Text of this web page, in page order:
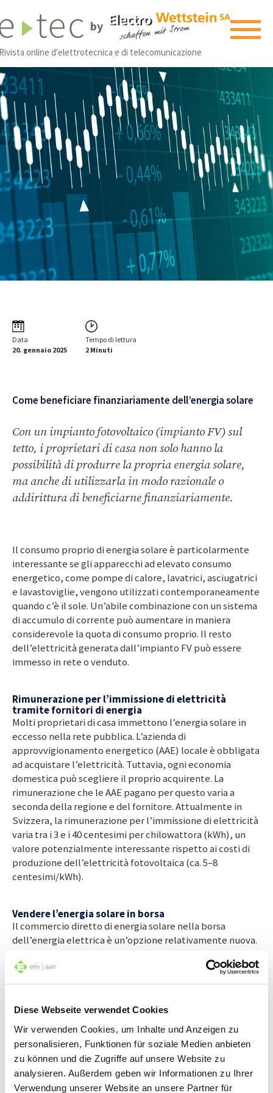
Diese Webseite verwendet Cookies
Wir verwenden Cookies, um Inhalte und Anzeigen zu
personalisieren, Funktionen für soziale Medien anbieten
zu können und die Zugriffe auf unsere Website zu
analysieren. Außerdem geben wir Informationen zu Ihrer
Verwendung unserer Website an unsere Partner für
by
online d'elettrotecnica e di telecomunicazione
Data
20. gennaio 2025
Tempo di lettura
2 Minuti
Come beneficiare finanziariamente dell’energia solare
Con un impianto fotovoltaico (impianto FV) sul
tetto, i proprietari di casa non solo hanno la
possibilità di produrre la propria energia solare,
ma anche di utilizzarla in modo razionale o
addirittura di beneficiarne finanziariamente.
Il consumo proprio di energia solare è particolarmente
interessante se gli apparecchi ad elevato consumo
energetico, come pompe di calore, lavatrici, asciugatrici
e lavastoviglie, vengono utilizzati contemporaneamente
quando c’è il sole. Un’abile combinazione con un sistema
di accumulo di corrente può aumentare in maniera
considerevole la quota di consumo proprio. Il resto
dell’elettricità generata dall’impianto FV può essere
immesso in rete o venduto.
Rimunerazione per l’immissione di elettricità
tramite fornitori di energia
Molti proprietari di casa immettono l’energia solare in
eccesso nella rete pubblica. L’azienda di
approvvigionamento energetico (AAE) locale è obbligata
ad acquistare l’elettricità. Tuttavia, ogni economia
domestica può scegliere il proprio acquirente. La
rimunerazione che le AAE pagano per questo varia a
seconda della regione e del fornitore. Attualmente in
Svizzera, la rimunerazione per l’immissione di elettricità
varia tra i 3 e i 40 centesimi per chilowattora (kWh), un
valore potenzialmente interessante rispetto ai costi di
produzione dell’elettricità fotovoltaica (ca. 5–8
centesimi/kWh).
Vendere l’energia solare in borsa
Il commercio diretto di energia solare nella borsa
dell’energia elettrica è un’opzione relativamente nuova.
vendere l’energia elettrica in eccesso a prezzi di mercato
dinamici. Questi prezzi sono spesso superiori alla
soprattutto negli orari di punta. Con un gestore di
consumo proprio è possibile ottimizzare il consumo di
elettricità, immagazzinandola o consumandola quando i
prezzi sono bassi e vendendola quando sono alti. Alcuni
fornitori di servizi offrono tariffe fisse per diversi anni,
simili a un’ipoteca fissa. In questo modo, l’economia